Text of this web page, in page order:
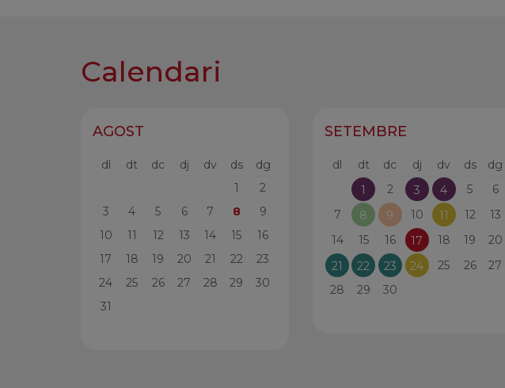
Calendari
AGOST
dl dt dc dj dv ds
dg
1
2
3
4 5 6 7 8
9
10
11 12 13 14 15
16
17
18 19 20 21 22
23
24
25 26 27 28 29
30
31
SETEMBRE
dl dt dc dj dv ds
dg
1
2 3 4 5
6
7
8 9 10 11 12
13
14
15 16 17 18 19
20
21
22 23 24 25 26
27
28
29 30